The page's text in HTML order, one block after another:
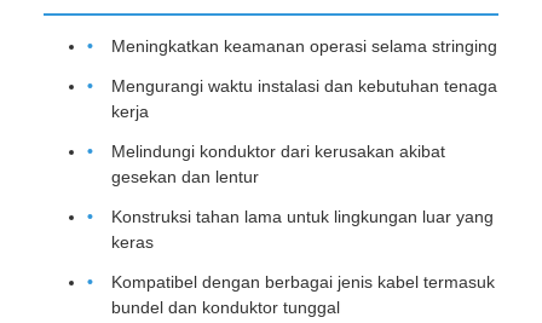
Meningkatkan keamanan operasi selama stringing
Mengurangi waktu instalasi dan kebutuhan tenaga
kerja
Melindungi konduktor dari kerusakan akibat
gesekan dan lentur
Konstruksi tahan lama untuk lingkungan luar yang
keras
Kompatibel dengan berbagai jenis kabel termasuk
bundel dan konduktor tunggal